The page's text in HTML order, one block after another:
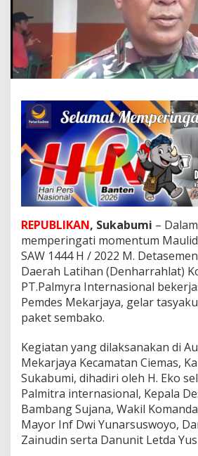
T
.
P
a
m
y
r
a
I
t
e
r
n
a
s
i
o
n
l
a
g
i
k
a
n
P
a
k
REPUBLIKAN, Sukabumi –
memperingati momentum
SAW 1444 H / 2022 M.
Daerah Latihan (Denharrahlat)
PT.Palmyra Internasional
Pemdes Mekarjaya, gelar
paket sembako.
Kegiatan yang dilaksanakan di
Mekarjaya Kecamatan Ciemas,
Sukabumi, dihadiri oleh H. Eko
Palmitra internasional, Kepala
Bambang Sujana, Wakil
Mayor Inf Dwi Yunarsuswoyo,
Zainudin serta Danunit Letda